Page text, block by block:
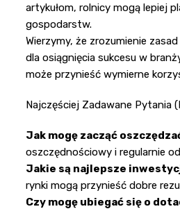
artykułom, rolnicy mogą lepiej
gospodarstw.
Wierzymy, że zrozumienie
dla osiągnięcia sukcesu w
może przynieść wymierne
Najczęściej Zadawane Pytania
Jak mogę zacząć
oszczędnościowy i regularnie
Jakie są najlepsze
rynki mogą przynieść dobre
Czy mogę ubiegać się o